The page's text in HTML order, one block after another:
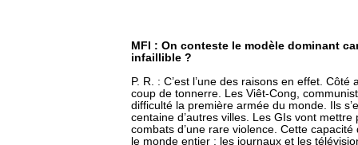
MFI : On conteste le modèle dominant
infaillible ?
P. R. : C’est l’une des raisons en effet.
coup de tonnerre. Les Viêt-Cong,
difficulté la première armée du monde. Ils
centaine d’autres villes. Les GIs vont
combats d’une rare violence. Cette
le monde entier ; les journaux et les